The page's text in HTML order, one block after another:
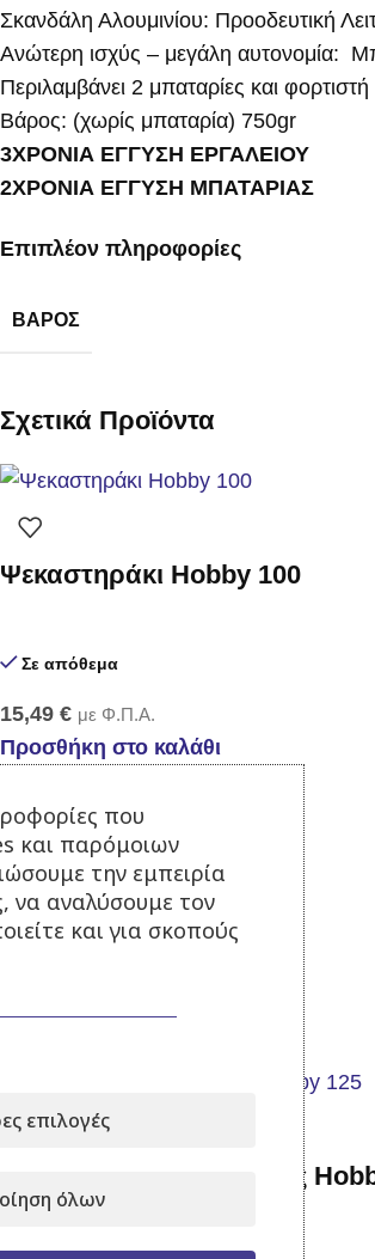
Σκανδάλη Αλουμινίου: Προοδευτική
Ανώτερη ισχύς – μεγάλη αυτονομία:
Περιλαμβάνει 2 μπαταρίες και φορτιστή
Βάρος: (χωρίς μπαταρία) 750gr
3ΧΡΟΝΙΑ ΕΓΓΥΣΗ ΕΡΓΑΛΕΙΟΥ
2ΧΡΟΝΙΑ ΕΓΓΥΣΗ ΜΠΑΤΑΡΙΑΣ
Επιπλέον πληροφορίες
ΒΆΡΟΣ
Σχετικά Προϊόντα
Ψεκαστηράκι Hobby 100
Σε απόθεμα
15,49 € με Φ.Π.Α.
Προσθήκη στο καλάθι
Ψεκαστήρας Prime 3
24,00€ με Φ.Π.Α.
Ψεκαστηράκι Προπίεσης
που
και παρόμοιων
την εμπειρία
να αναλύσουμε τον
και για σκοπούς
επιλογές
όλων